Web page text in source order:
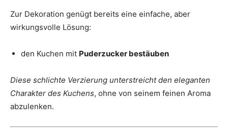
Zur Dekoration genügt bereits eine einfache, aber
wirkungsvolle Lösung:
den Kuchen mit Puderzucker bestäuben
Diese schlichte Verzierung unterstreicht den eleganten
Charakter des Kuchens, ohne von seinem feinen Aroma
abzulenken.